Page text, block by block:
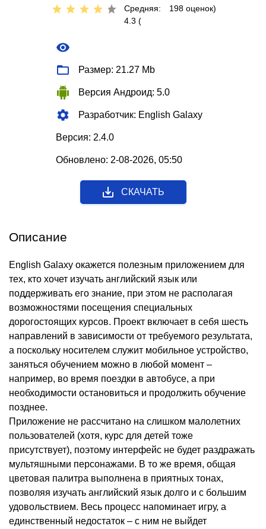
Средняя:
4.3 (
198 оценок)
Размер: 21.27 Mb
Версия Андроид: 5.0
Разработчик: English Galaxy
Версия: 2.4.0
Обновлено: 2-08-2026, 05:50
СКАЧАТЬ
Описание
English Galaxy окажется полезным приложением для
тех, кто хочет изучать английский язык или
поддерживать его знание, при этом не располагая
возможностями посещения специальных
дорогостоящих курсов. Проект включает в себя шесть
направлений в зависимости от требуемого результата,
а поскольку носителем служит мобильное устройство,
заняться обучением можно в любой момент –
например, во время поездки в автобусе, а при
необходимости остановиться и продолжить обучение
позднее.
Приложение не рассчитано на слишком малолетних
пользователей (хотя, курс для детей тоже
присутствует), поэтому интерфейс не будет раздражать
мультяшными персонажами. В то же время, общая
цветовая палитра выполнена в приятных тонах,
позволяя изучать английский язык долго и с большим
удовольствием. Весь процесс напоминает игру, а
единственный недостаток – с ним не выйдет